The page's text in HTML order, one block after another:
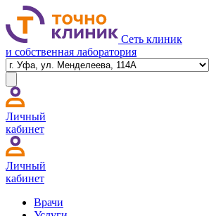
Сеть клиник
и собственная лаборатория
Личный
кабинет
Личный
кабинет
Врачи